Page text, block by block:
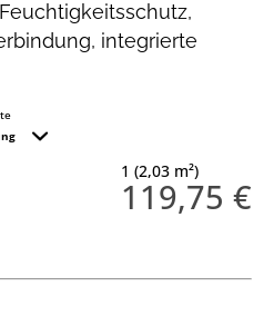
integrierte
1 (2,03 m²)
119,75 €